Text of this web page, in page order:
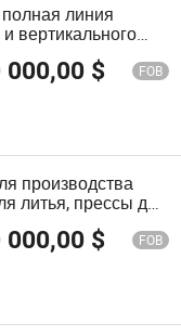
линия
вертикального
ящиков для
000,00 $ FOB
производства
литья, прессы для
000,00 $ FOB